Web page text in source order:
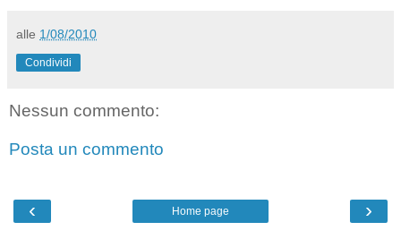
alle 1/08/2010
Condividi
Nessun commento:
Posta un commento
‹ ›
Home page